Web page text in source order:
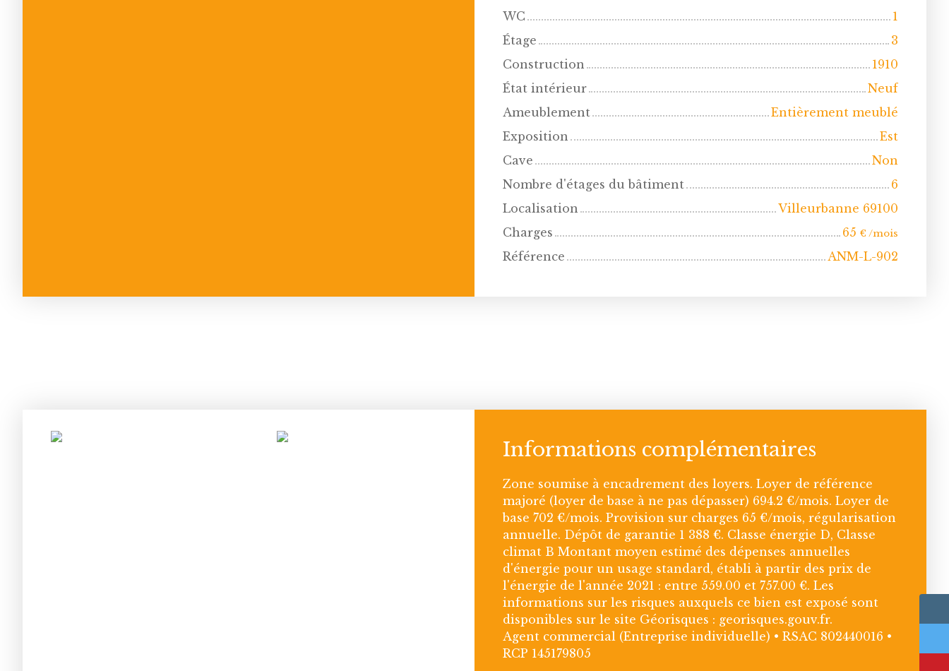
WC
1
Étage
3
Construction
1910
État intérieur
Neuf
Ameublement
Entièrement meublé
Exposition
Est
Cave
Non
Nombre d'étages du bâtiment
6
Localisation
Villeurbanne 69100
Charges
65 € /mois
Référence ANM-L-902
Informations complémentaires
Zone soumise à encadrement des loyers. Loyer de référence
majoré (loyer de base à ne pas dépasser) 694.2 €/mois. Loyer de
base 702 €/mois. Provision sur charges 65 €/mois, régularisation
annuelle. Dépôt de garantie 1 388 €. Classe énergie D, Classe
climat B Montant moyen estimé des dépenses annuelles
d'énergie pour un usage standard, établi à partir des prix de
l'énergie de l'année 2021 : entre 559.00 et 757.00 €. Les
informations sur les risques auxquels ce bien est exposé sont
disponibles sur le site Géorisques : georisques.gouv.fr.
Agent commercial (Entreprise individuelle) • RSAC 802440016 •
RCP 145179805